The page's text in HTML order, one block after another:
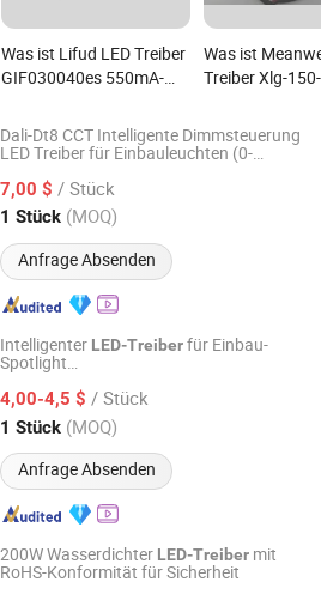
Was ist Lifud LED Treiber
GIF030040es 550mA-
Vertrauenswürdige
Marke aus China
Was ist
Treiber Xlg-
Dali-Dt8 CCT Intelligente Dimmsteuerung
LED Treiber für Einbauleuchten (0-
7,00 $ / Stück
1 Stück (MOQ)
Anfrage Absenden
Technology Co., Ltd.
Seit 2026
Intelligenter LED-Treiberfür Einbau-
Spotlight
10V/Thyristor)
4,00-4,5 $ / Stück
1 Stück (MOQ)
Anfrage Absenden
Technology Co., Ltd.
Seit 2026
200W Wasserdichter LED-Treiber mit
RoHS-Konformität für Sicherheit
Co., Ltd.